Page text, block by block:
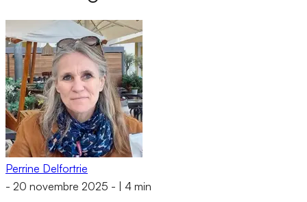
Perrine Delfortrie
- 20 novembre 2025 - 4 min